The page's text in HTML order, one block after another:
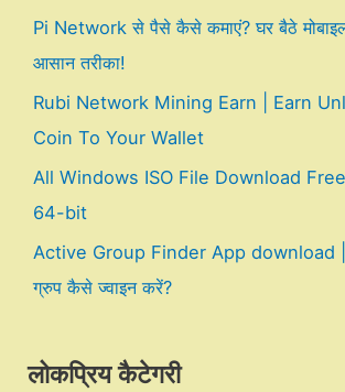
Pi Network से पैसे कैसे कमाएं? घर बैठे
आसान तरीका!
Rubi Network Mining Earn | Earn
Coin To Your Wallet
All Windows ISO File Download
64-bit
Active Group Finder App download |
ग्रुप कैसे ज्वाइन करें?
लोकप्रिय कैटेगरी